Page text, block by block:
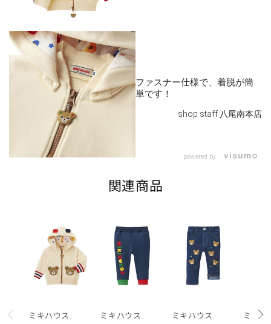
在庫 あり
100cm
¥38,500
在庫 あり
¥38,500
在庫 あり
カートに追加
120cm
¥38,500
在庫 あり
カートに追加
ファスナー仕様で、着脱が簡
単です！
shop staff 八尾南本店
powered by
関連商品
ミキハウス ミキハウス ミキハウス ミキハ
prev